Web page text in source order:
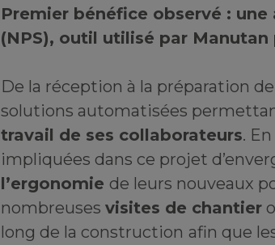
Premier bénéfice observé :
(NPS), outil utilisé par
De la réception à la préparation
solutions automatisées
travail de ses collaborateurs.
impliquées dans ce projet
l’ergonomie de leurs nouveaux
nombreuses visites de chantier
long de la construction afin que